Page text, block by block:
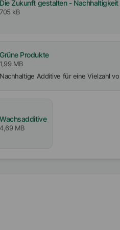
Zukunft gestalten -
kB
Produkte
MB
Additive für eine Vielzahl
MB